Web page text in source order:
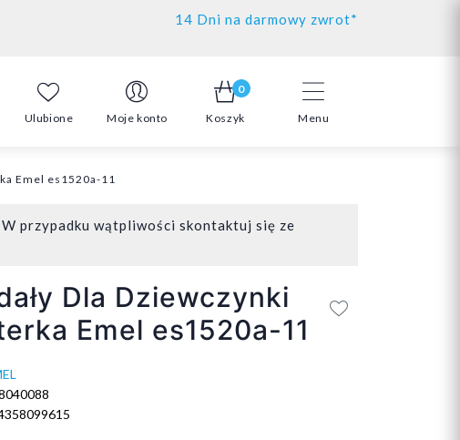
14 Dni na darmowy zwrot*
Menu
Ulubione Moje konto
0
Koszyk
Emel es1520a-11
przypadku wątpliwości skontaktuj się ze
Dla Dziewczynki
Emel es1520a-11